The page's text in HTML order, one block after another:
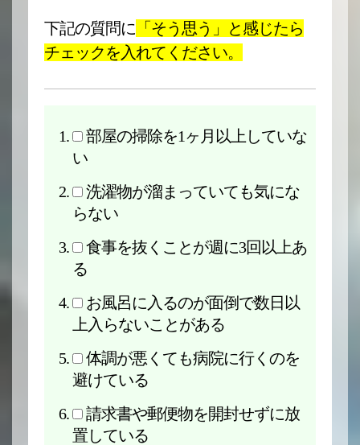
下記の質問に 「そう思う」と感じたら
チェックを入れてください。
部屋の掃除を1ヶ月以上していな
い
洗濯物が溜まっていても気にな
らない
食事を抜くことが週に3回以上あ
る
お風呂に入るのが面倒で数日以
上入らないことがある
体調が悪くても病院に行くのを
避けている
請求書や郵便物を開封せずに放
置している